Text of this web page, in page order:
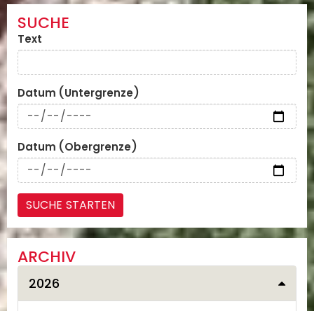
SUCHE
Text
Datum (Untergrenze)
Datum (Obergrenze)
ARCHIV
2026